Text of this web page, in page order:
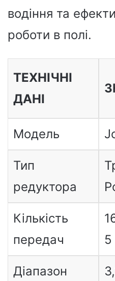
водіння та
роботи в полі.
ТЕХНІЧНІ
ДАНІ
Модель
Тип
редуктора
Кількість
передач
5
Діапазон